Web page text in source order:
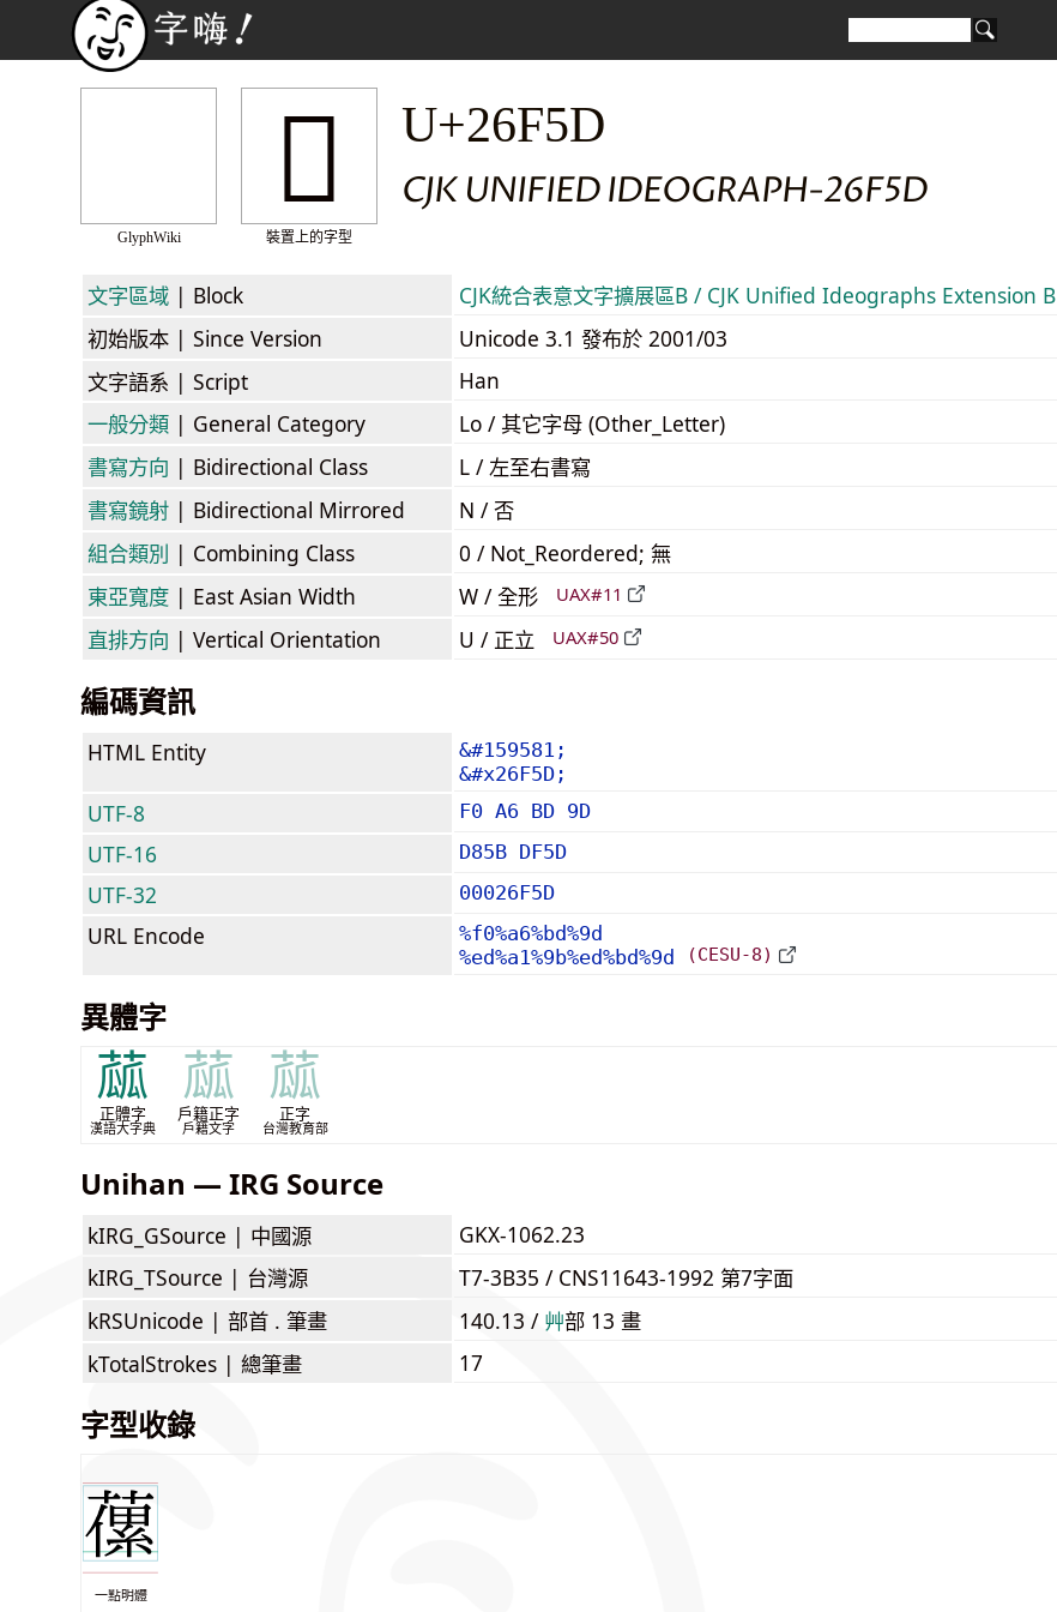
GlyphWiki
𦽝
裝置上的字型
U+26F5D
CJK UNIFIED IDEOGRAPH-26F5D
文字區域 | Block CJK統合表意文字擴展區B / CJK Unified Ideographs Extension B
初始版本 | Since Version
Unicode 3.1 發布於 2001/03
文字語系 | Script
Han
一般分類 | General Category
Lo / 其它字母 (Other_Letter)
書寫方向 | Bidirectional Class
L / 左至右書寫
書寫鏡射 | Bidirectional Mirrored
N / 否
組合類別 | Combining Class
0 / Not_Reordered; 無
東亞寬度 | East Asian Width W / 全形 UAX#11
直排方向 | Vertical Orientation U / 正立 UAX#50
編碼資訊
HTML Entity
&#159581;
&#x26F5D;
UTF-8 F0 A6 BD 9D
UTF-16 D85B DF5D
UTF-32 00026F5D
URL Encode
%f0%a6%bd%9d
%ed%a1%9b%ed%bd%9d
(CESU-8)
異體字
蓏
正體字
漢語大字典
蓏
戶籍正字
戶籍文字
蓏
正字
台灣教育部
Unihan — IRG Source
kIRG_GSource | 中國源
GKX-1062.23
kIRG_TSource | 台灣源
T7-3B35 / CNS11643-1992 第7字面
kRSUnicode | 部首 . 筆畫 140.13 / ⾋部 13 畫
kTotalStrokes | 總筆畫 17
字型收錄
一點明體